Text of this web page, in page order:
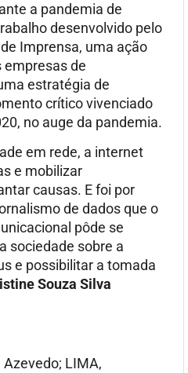
a pandemia de
desenvolvido pelo
Imprensa, uma ação
de
estratégia de
crítico vivenciado
no auge da pandemia.
em rede, a internet
e mobilizar
causas. E foi por
de dados que o
pôde se
sociedade sobre a
e possibilitar a tomada
Souza Silva
Azevedo; LIMA,